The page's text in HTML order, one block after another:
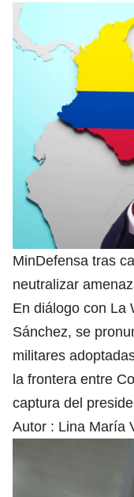
MinDefensa tras
neutralizar
En diálogo con La
Sánchez, se
militares
la frontera entre
captura del
Autor : Lina María